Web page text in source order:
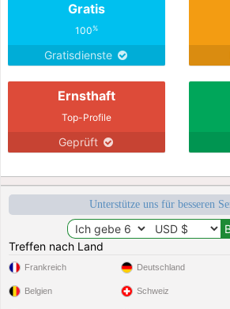
Gratis
100%
Gratisdienste
Ernsthaft
Top-Profile
Geprüft
Unterstütze uns für besseren
Treffen nach Land
Frankreich
Belgien
Deutschland
Schweiz